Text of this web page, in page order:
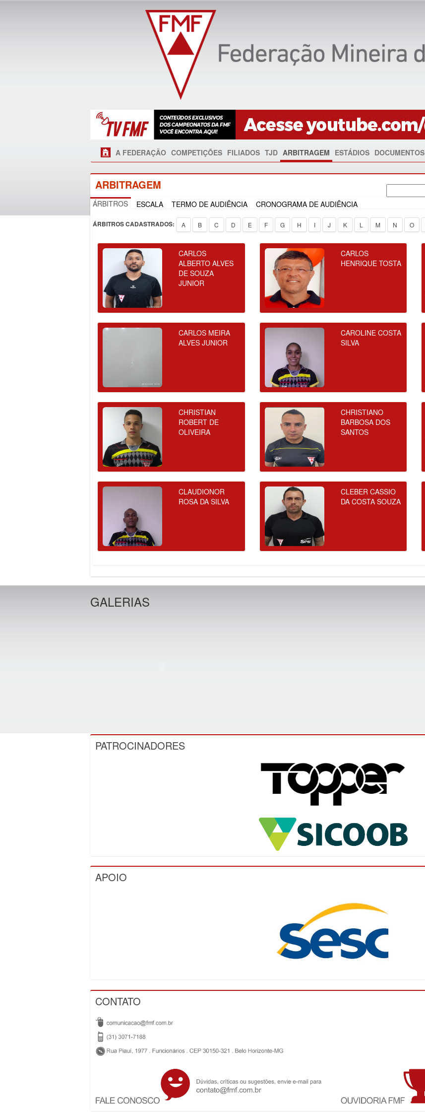
A FEDERAÇÃO COMPETIÇÕES FILIADOS TJD ARBITRAGEM ESTÁDIOS DOCUMENTOS
ARBITRAGEM
ÁRBITROS ESCALA TERMO DE AUDIÊNCIA CRONOGRAMA DE AUDIÊNCIA
ÁRBITROS CADASTRADOS: A B C D E F G H I J K L M N O
CARLOS
ALBERTO ALVES
DE SOUZA
JUNIOR
CARLOS
HENRIQUE TOSTA
CARLOS MEIRA
ALVES JUNIOR
CAROLINE COSTA
SILVA
CHRISTIAN
ROBERT DE
OLIVEIRA
CHRISTIANO
BARBOSA DOS
SANTOS
CLAUDIONOR
ROSA DA SILVA
CLEBER CASSIO
DA COSTA SOUZA
GALERIAS
PATROCINADORES
APOIO
CONTATO